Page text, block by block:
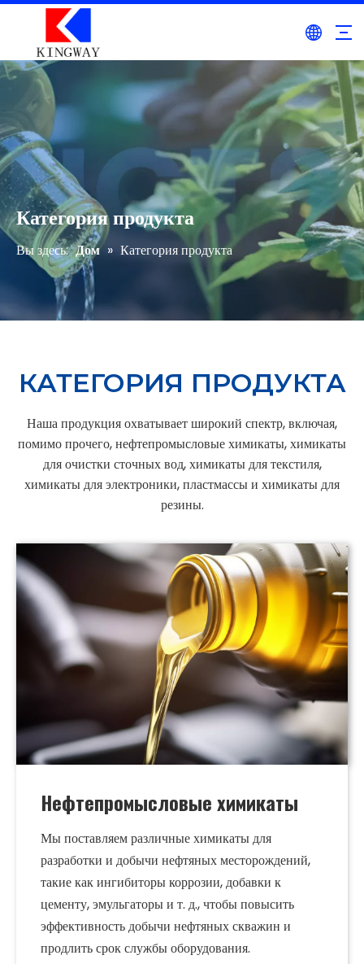
Категория продукта
Вы здесь: Дом » Категория продукта
КАТЕГОРИЯ ПРОДУКТА
Наша продукция охватывает широкий спектр, включая,
помимо прочего, нефтепромысловые химикаты, химикаты
для очистки сточных вод, химикаты для текстиля,
химикаты для электроники, пластмассы и химикаты для
резины.
Нефтепромысловые химикаты
Мы поставляем различные химикаты для
разработки и добычи нефтяных месторождений,
такие как ингибиторы коррозии, добавки к
цементу, эмульгаторы и т. д., чтобы повысить
эффективность добычи нефтяных скважин и
продлить срок службы оборудования.